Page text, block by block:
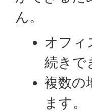
ん。
オフィ
続きで
複数の
ます。